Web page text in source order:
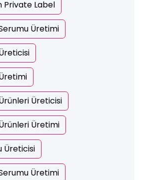
Private Label
Üretimi
Üreticisi
Üretimi
Üreticisi
Üretimi